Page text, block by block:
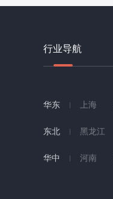
行业导航
华东 上海
东北 黑龙江
华中 河南